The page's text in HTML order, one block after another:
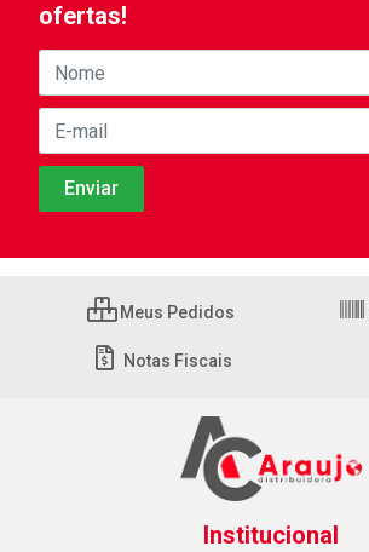
ofertas!
Meus Pedidos
Notas Fiscais
Institucional